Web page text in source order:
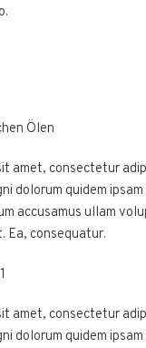
Ölen
amet, consectetur
dolorum quidem
accusamus ullam
Ea, consequatur.
amet, consectetur
dolorum quidem